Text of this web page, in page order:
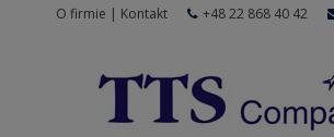
O firmie | Kontakt +48 22 868 40 42